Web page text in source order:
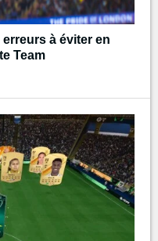
erreurs à éviter en
Team